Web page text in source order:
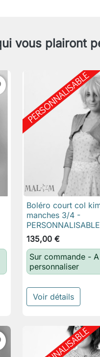
vous plairont
 Aperçu
Boléro court col
manches 3/4 -
PERSONNALISABLE
135,00 €
Sur commande - A
personnaliser
Voir détails